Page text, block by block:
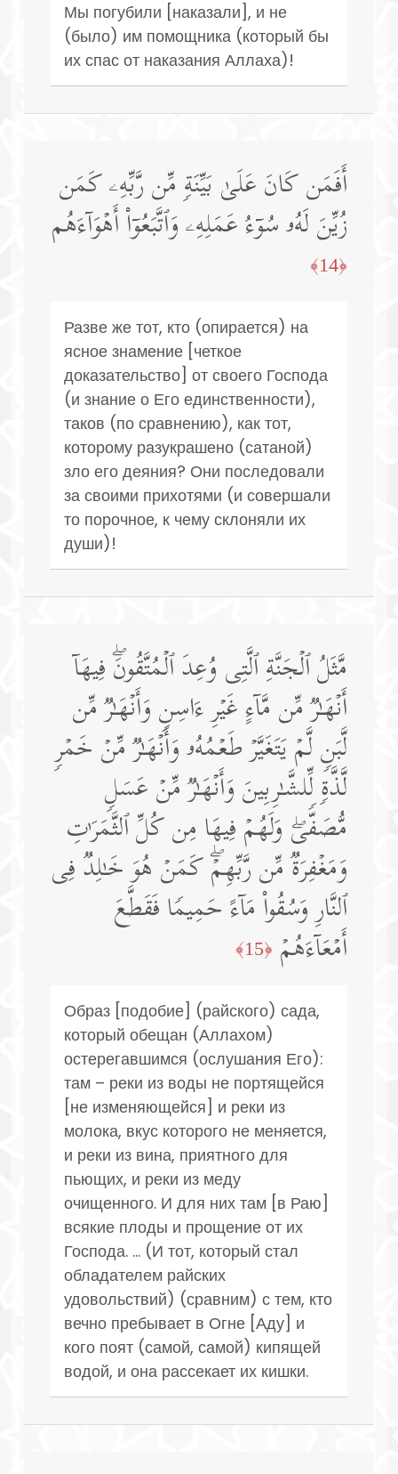
Мы погубили [наказали], и не
(было) им помощника (который бы
их спас от наказания Аллаха)!
أَفَمَن كَانَ عَلَىٰ بَیِّنَةࣲ مِّن رَّبِّهِۦ كَمَن
زُیِّنَ لَهُۥ سُوۤءُ عَمَلِهِۦ وَٱتَّبَعُوۤا۟ أَهۡوَاۤءَهُم
﴿14﴾
Разве же тот, кто (опирается) на
ясное знамение [четкое
доказательство] от своего Господа
(и знание о Его единственности),
таков (по сравнению), как тот,
которому разукрашено (сатаной)
зло его деяния? Они последовали
за своими прихотями (и совершали
то порочное, к чему склоняли их
души)!
مَّثَلُ ٱلۡجَنَّةِ ٱلَّتِی وُعِدَ ٱلۡمُتَّقُونَۖ فِیهَاۤ
أَنۡهَـٰرࣱ مِّن مَّاۤءٍ غَیۡرِ ءَاسِنࣲ وَأَنۡهَـٰرࣱ مِّن
لَّبَنࣲ لَّمۡ یَتَغَیَّرۡ طَعۡمُهُۥ وَأَنۡهَـٰرࣱ مِّنۡ خَمۡرࣲ
لَّذَّةࣲ لِّلشَّـٰرِبِینَ وَأَنۡهَـٰرࣱ مِّنۡ عَسَلࣲ
مُّصَفࣰّىۖ وَلَهُمۡ فِیهَا مِن كُلِّ ٱلثَّمَرَ ٰ⁠تِ
وَمَغۡفِرَةࣱ مِّن رَّبِّهِمۡۖ كَمَنۡ هُوَ خَـٰلِدࣱ فِی
ٱلنَّارِ وَسُقُوا۟ مَاۤءً حَمِیمࣰا فَقَطَّعَ
أَمۡعَاۤءَهُمۡ ﴿15﴾
Образ [подобие] (райского) сада,
который обещан (Аллахом)
остерегавшимся (ослушания Его):
там – реки из воды не портящейся
[не изменяющейся] и реки из
молока, вкус которого не меняется,
и реки из вина, приятного для
пьющих, и реки из меду
очищенного. И для них там [в Раю]
всякие плоды и прощение от их
Господа. ... (И тот, который стал
обладателем райских
удовольствий) (сравним) с тем, кто
вечно пребывает в Огне [Аду] и
кого поят (самой, самой) кипящей
водой, и она рассекает их кишки.